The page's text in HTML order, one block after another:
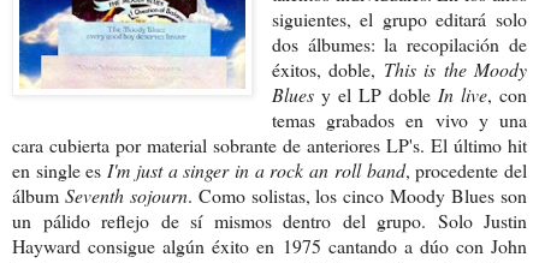
siguientes, el grupo editará solo
dos álbumes: la recopilación de
éxitos, doble, This is the Moody
Blues y el LP doble In live, con
temas grabados en vivo y una
cara cubierta por material sobrante de anteriores LP's. El último hit
en single es I'm just a singer in a rock an roll band, procedente del
álbum Seventh sojourn. Como solistas, los cinco Moody Blues son
un pálido reflejo de sí mismos dentro del grupo. Solo Justin
Hayward consigue algún éxito en 1975 cantando a dúo con John